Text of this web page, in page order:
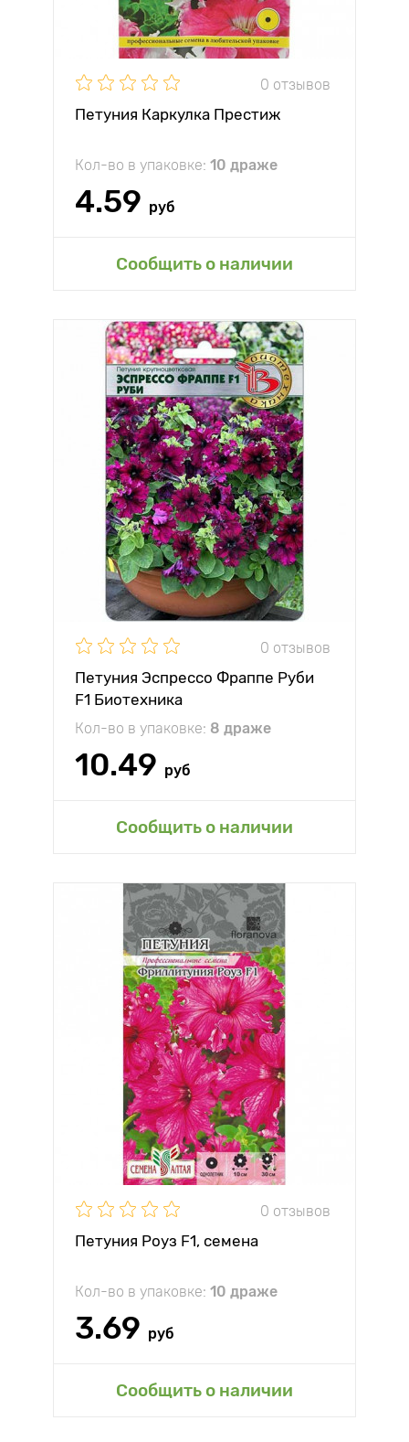
0 отзывов
Петуния Каркулка Престиж
Кол-во в упаковке: 10 драже
4.59 руб
Сообщить о наличии
0 отзывов
Петуния Эспрессо Фраппе Руби
F1 Биотехника
Кол-во в упаковке: 8 драже
10.49 руб
Сообщить о наличии
0 отзывов
Петуния Роуз F1, семена
Кол-во в упаковке: 10 драже
3.69 руб
Сообщить о наличии